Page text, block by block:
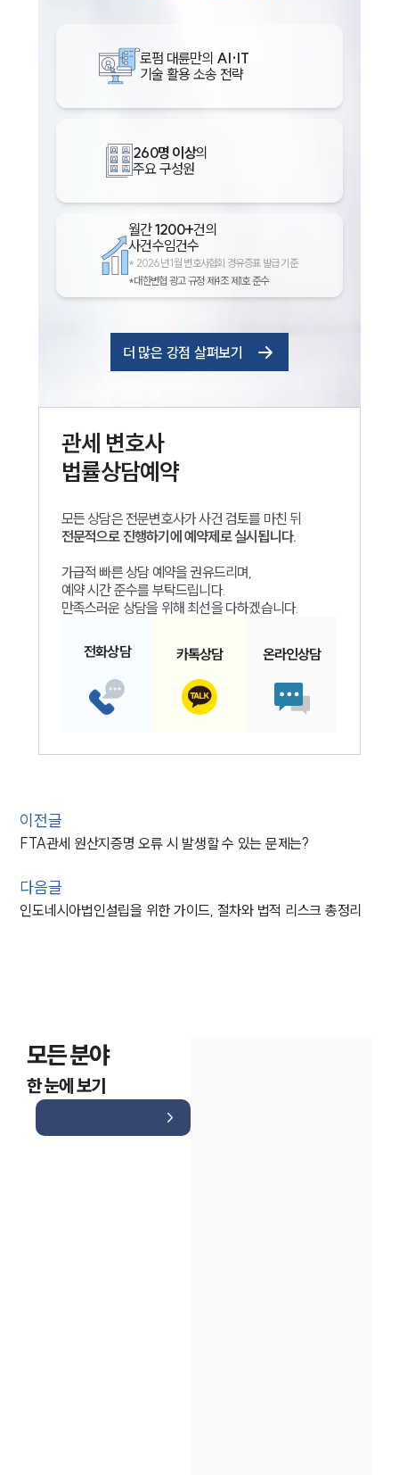
로펌 대륜만의 AI·IT
기술 활용 소송 전략
260명 이상의
주요 구성원
월간1200+건의
사건수임건수
* 2026년 1월 변호사협회 경유증표 발급 기준
*대한변협 광고 규정 제4조 제1호 준수
더 많은 강점 살펴보기
관세 변호사
법률상담예약
모든 상담은 전문변호사가 사건 검토를 마친 뒤
전문적으로 진행하기에 예약제로 실시됩니다.
가급적 빠른 상담 예약을 권유드리며,
예약 시간 준수를 부탁드립니다.
만족스러운 상담을 위해 최선을 다하겠습니다.
전화상담 카톡상담 온라인상담
이전글
FTA관세 원산지증명 오류 시 발생할 수 있는 문제는?
다음글
인도네시아법인설립을 위한 가이드, 절차와 법적 리스크 총정리
모든 분야
한 눈에 보기